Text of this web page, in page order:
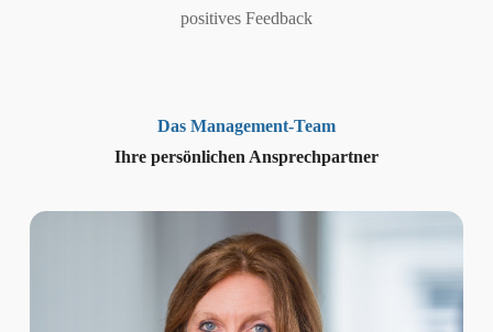
positives Feedback
Das Management-Team
Ihre persönlichen Ansprechpartner